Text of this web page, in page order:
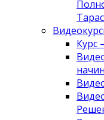
Курс